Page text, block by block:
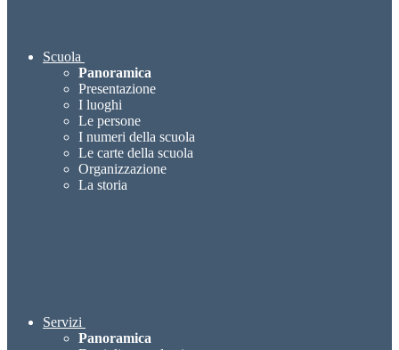
Scuola
Panoramica
Presentazione
I luoghi
Le persone
I numeri della scuola
Le carte della scuola
Organizzazione
La storia
Servizi
Panoramica